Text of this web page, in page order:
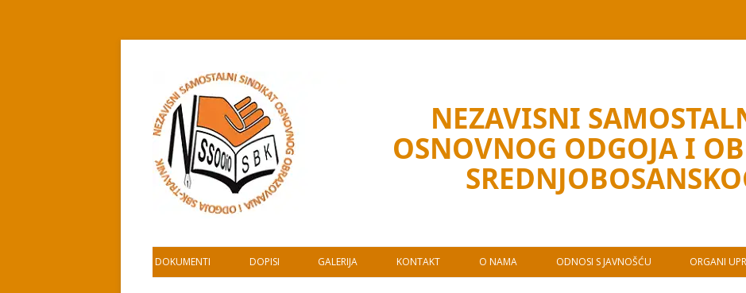
content
NEZAVISNI
OSNOVNOG ODGOJA I
DOKUMENTI DOPISI GALERIJA KONTAKT O NAMA ODNOSI S JAVNOŠĆU ORGANI